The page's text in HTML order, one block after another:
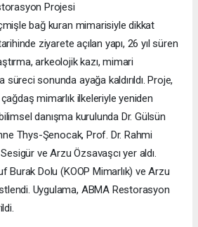
Projesi
bağ kuran mimarisiyle dikkat
ziyarete açılan yapı, 26 yıl süren
arkeolojik kazı, mimari
sonunda ayağa kaldırıldı. Proje,
mimarlık ilkeleriyle yeniden
danışma kurulunda Dr. Gülsün
Thys-Şenocak, Prof. Dr. Rahmi
ve Arzu Özsavaşcı yer aldı.
Burak Dolu (KOOP Mimarlık) ve Arzu
Uygulama, ABMA Restorasyon